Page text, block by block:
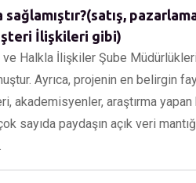
İlişkileri gibi)
ve Halkla İlişkiler Şube
Ayrıca, projenin en belirgin
akademisyenler, araştırma yapan
sayıda paydaşın açık veri